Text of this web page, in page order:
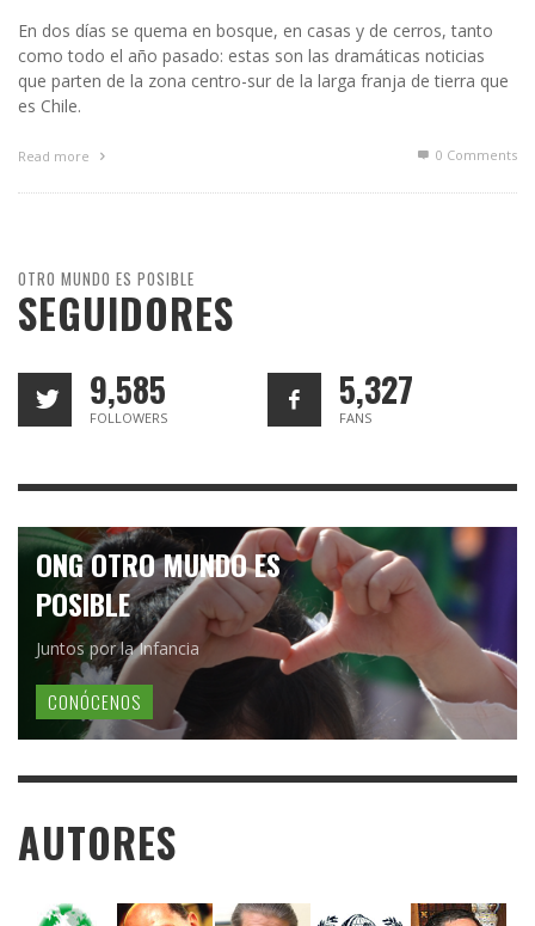
En dos días se quema en bosque, en casas y de cerros, tanto
como todo el año pasado: estas son las dramáticas noticias
que parten de la zona centro-sur de la larga franja de tierra que
es Chile.
Read more 0 Comments
OTRO MUNDO ES POSIBLE
SEGUIDORES
9,585
FOLLOWERS
5,327
FANS
ONG OTRO MUNDO ES
POSIBLE
Juntos por la Infancia
CONÓCENOS
AUTORES